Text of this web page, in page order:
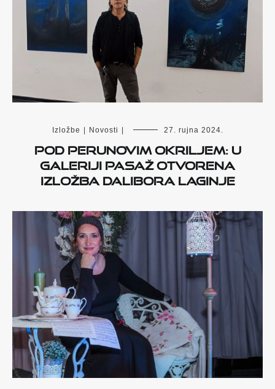
Izložbe Novosti 27. rujna 2024.
Pod Perunovim okriljem: U
Galeriji Pasaž otvorena
izložba Dalibora Laginje